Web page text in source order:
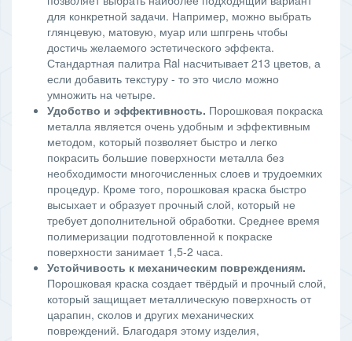
для конкретной задачи. Например, можно выбрать
глянцевую, матовую, муар или шпгрень чтобы
достичь желаемого эстетического эффекта.
Стандартная палитра Ral насчитывает 213 цветов, а
если добавить текстуру - то это число можно
умножить на четыре.
Удобство и эффективность. Порошковая покраска
металла является очень удобным и эффективным
методом, который позволяет быстро и легко
покрасить большие поверхности металла без
необходимости многочисленных слоев и трудоемких
процедур. Кроме того, порошковая краска быстро
высыхает и образует прочный слой, который не
требует дополнительной обработки. Среднее время
полимеризации подготовленной к покраске
поверхности занимает 1,5-2 часа.
Устойчивость к механическим повреждениям.
Порошковая краска создает твёрдый и прочный слой,
который защищает металлическую поверхность от
царапин, сколов и других механических
повреждений. Благодаря этому изделия,